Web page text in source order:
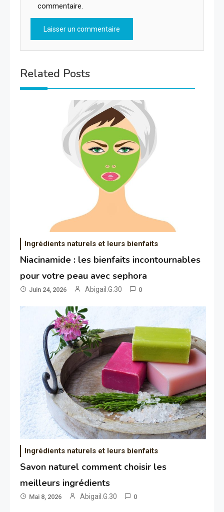
commentaire.
Related Posts
Ingrédients naturels et leurs bienfaits
Niacinamide : les bienfaits incontournables
pour votre peau avec sephora
Juin 24, 2026 Abigail.G.30 0
Ingrédients naturels et leurs bienfaits
Savon naturel comment choisir les
meilleurs ingrédients
Mai 8, 2026 Abigail.G.30 0